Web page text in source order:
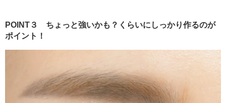
POINT３ ちょっと強いかも？くらいにしっかり作るのが
ポイント！